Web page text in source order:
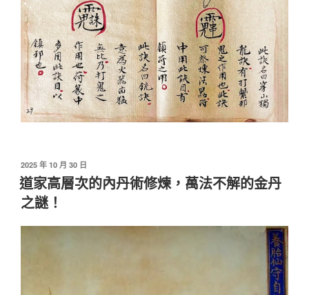
發
佈
於
2025 年 10 月 30 日
道家高層次的內丹術修煉，萬法不解的金丹
之謎！